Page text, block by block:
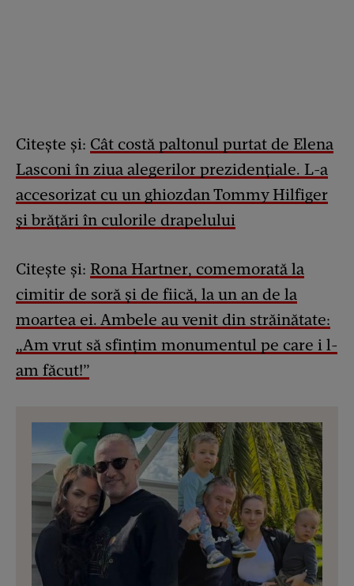
Citește și: Cât costă paltonul purtat de Elena
Lasconi în ziua alegerilor prezidențiale. L-a
accesorizat cu un ghiozdan Tommy Hilfiger
și brățări în culorile drapelului
Citește și: Rona Hartner, comemorată la
cimitir de soră și de fiică, la un an de la
moartea ei. Ambele au venit din străinătate:
„Am vrut să sfințim monumentul pe care i l-
am făcut!”